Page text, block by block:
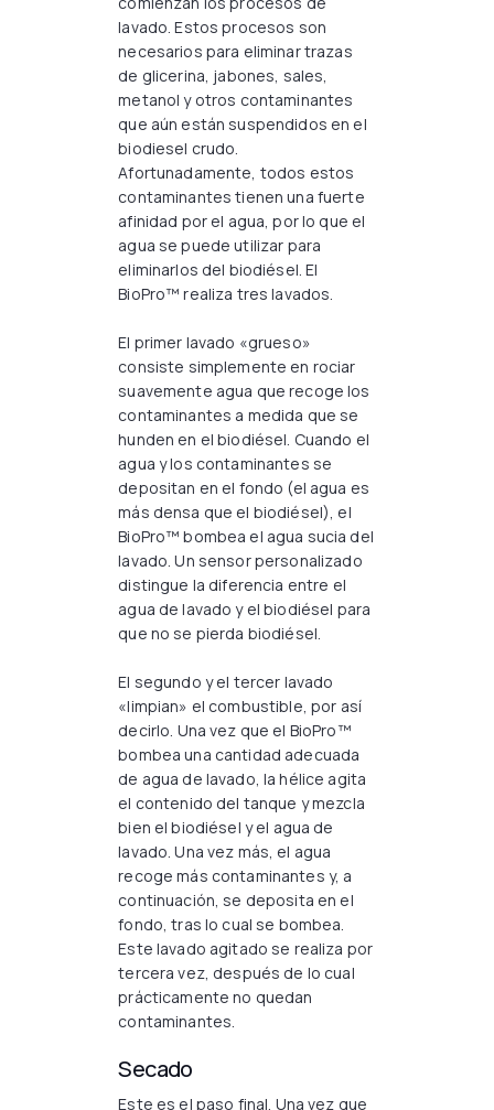
lavado. Estos procesos son
necesarios para eliminar trazas
de glicerina, jabones, sales,
metanol y otros contaminantes
que aún están suspendidos en el
biodiesel crudo.
Afortunadamente, todos estos
contaminantes tienen una fuerte
afinidad por el agua, por lo que el
agua se puede utilizar para
eliminarlos del biodiésel. El
BioPro™ realiza tres lavados.
El primer lavado «grueso»
consiste simplemente en rociar
suavemente agua que recoge los
contaminantes a medida que se
hunden en el biodiésel. Cuando el
agua y los contaminantes se
depositan en el fondo (el agua es
más densa que el biodiésel), el
BioPro™ bombea el agua sucia del
lavado. Un sensor personalizado
distingue la diferencia entre el
agua de lavado y el biodiésel para
que no se pierda biodiésel.
El segundo y el tercer lavado
«limpian» el combustible, por así
decirlo. Una vez que el BioPro™
bombea una cantidad adecuada
de agua de lavado, la hélice agita
el contenido del tanque y mezcla
bien el biodiésel y el agua de
lavado. Una vez más, el agua
recoge más contaminantes y, a
continuación, se deposita en el
fondo, tras lo cual se bombea.
Este lavado agitado se realiza por
tercera vez, después de lo cual
prácticamente no quedan
contaminantes.
Secado
Este es el paso final. Una vez que